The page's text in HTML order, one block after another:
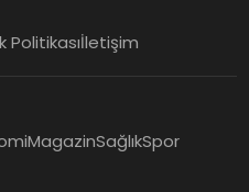
Politikasıİletişim
MagazinSağlıkSpor